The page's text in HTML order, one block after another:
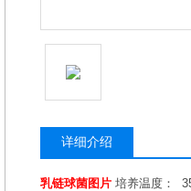
详细介绍
乳链球菌图片 培养温度：